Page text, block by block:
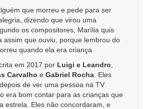
que morreu e pede para ser
dizendo que virou uma
os compositores, Marília quis
assim que ouviu, porque lembrou do
quando ela era criança.
em 2017 por Luigi e Leandro
Carvalho e Gabriel Rocha . Eles
de ver uma pessoa na TV
era bom contar para as crianças que
estrela. Eles não concordaram, e